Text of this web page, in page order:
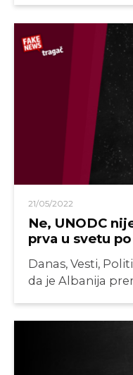
21/05/2022
Ne, UNODC
prva u svetu
Danas, Vesti,
da je Albanija